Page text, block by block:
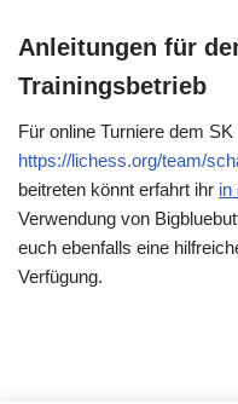
Anleitungen für
Trainingsbetrieb
Für online Turniere dem
https://lichess.org/team/
beitreten könnt erfahrt ihr in
Verwendung von
euch ebenfalls eine
Verfügung.